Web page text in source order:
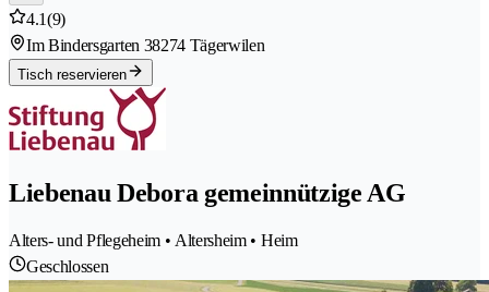
4.1(9)
Im Bindersgarten 38274 Tägerwilen
Tisch reservieren
Liebenau Debora gemeinnützige AG
Alters- und Pflegeheim • Altersheim • Heim
Geschlossen